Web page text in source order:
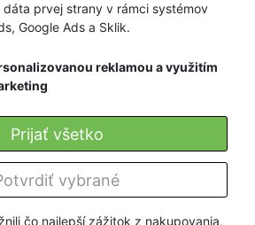
čo najlepší zážitok z nakupovania,
prvej strany v rámci systémov
Google Ads a Sklik.
reklamou a využitím
vybrané
Prijať všetko
GARANCIA
NAJNIŽŠÍCH CIEN